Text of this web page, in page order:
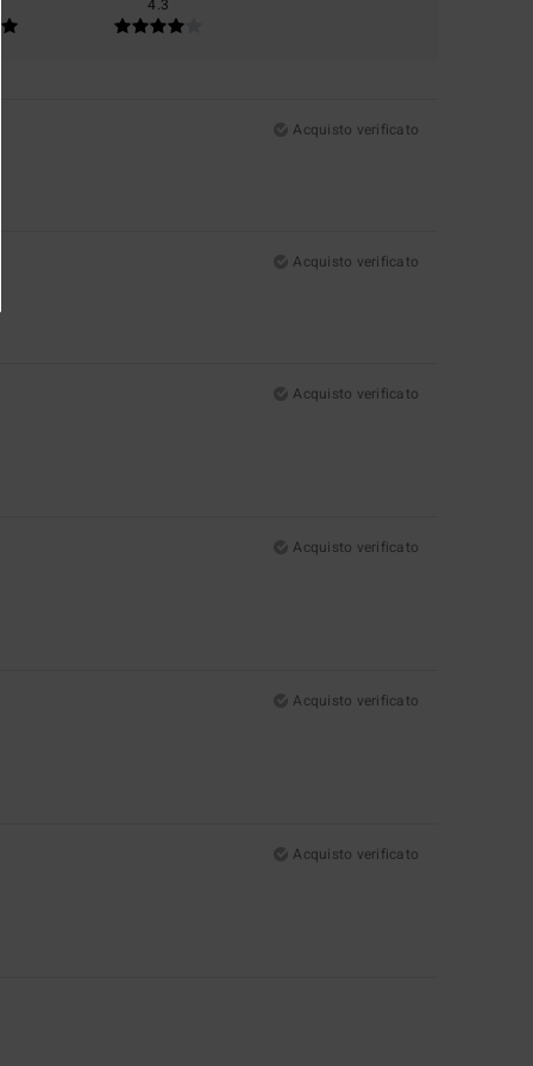
4.3
Acquisto verificato
Acquisto verificato
Acquisto verificato
Acquisto verificato
Acquisto verificato
Acquisto verificato